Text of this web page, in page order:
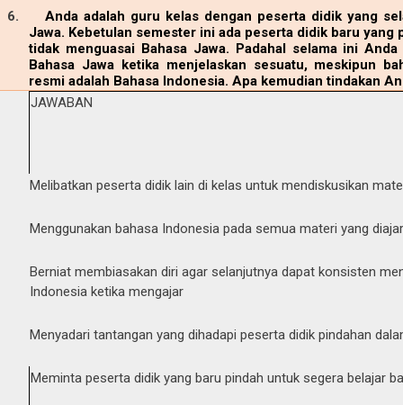
6.
Anda adalah guru kelas dengan peserta didik yang
Jawa. Kebetulan semester ini ada peserta didik baru yang
tidak menguasai Bahasa Jawa. Padahal selama ini
Bahasa Jawa ketika menjelaskan sesuatu, meskipun
resmi adalah Bahasa Indonesia. Apa kemudian tindakan
JAWABAN
Melibatkan peserta didik lain di kelas untuk mendiskusikan
Menggunakan bahasa Indonesia pada semua materi yang
Berniat membiasakan diri agar selanjutnya dapat konsisten
Indonesia ketika mengajar
Menyadari tantangan yang dihadapi peserta didik pindahan
Meminta peserta didik yang baru pindah untuk segera belajar